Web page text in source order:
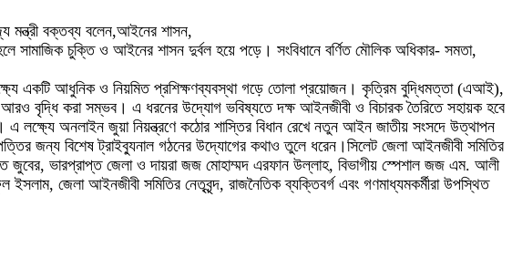
মন্ত্রী বক্তব্য বলেন,আইনের শাসন,
সামাজিক চুক্তি ও আইনের শাসন দুর্বল হয়ে পড়ে। সংবিধানে বর্ণিত মৌলিক অধিকার- সমতা,
একটি আধুনিক ও নিয়মিত প্রশিক্ষণব্যবস্থা গড়ে তোলা প্রয়োজন। কৃত্রিম বুদ্ধিমত্তা (এআই),
আরও বৃদ্ধি করা সম্ভব। এ ধরনের উদ্যোগ ভবিষ্যতে দক্ষ আইনজীবী ও বিচারক তৈরিতে সহায়ক হবে
এ লক্ষ্যে অনলাইন জুয়া নিয়ন্ত্রণে কঠোর শাস্তির বিধান রেখে নতুন আইন জাতীয় সংসদে উত্থাপন
জন্য বিশেষ ট্রাইব্যুনাল গঠনের উদ্যোগের কথাও তুলে ধরেন।সিলেট জেলা আইনজীবী সমিতির
জুবের, ভারপ্রাপ্ত জেলা ও দায়রা জজ মোহাম্মদ এরফান উল্লাহ, বিভাগীয় স্পেশাল জজ এম. আলী
জেলা আইনজীবী সমিতির নেতৃবৃন্দ, রাজনৈতিক ব্যক্তিবর্গ এবং গণমাধ্যমকর্মীরা উপস্থিত